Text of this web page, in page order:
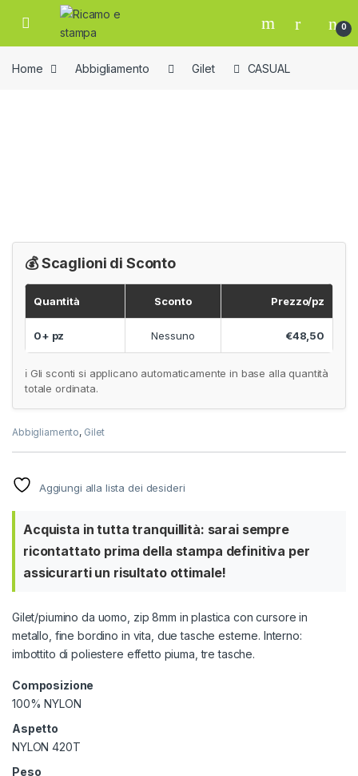
Skip to navigation
Skip to content
Open 0
Home Abbigliamento Gilet CASUAL
💰 Scaglioni di Sconto
Quantità Sconto Prezzo/pz
0+ pz Nessuno €48,50
ℹ️ Gli sconti si applicano automaticamente in base alla quantità
totale ordinata.
Abbigliamento, Gilet
Aggiungi alla lista dei desideri
Acquista in tutta tranquillità: sarai sempre
ricontattato prima della stampa definitiva per
assicurarti un risultato ottimale!
Gilet/piumino da uomo, zip 8mm in plastica con cursore in
metallo, fine bordino in vita, due tasche esterne. Interno:
imbottito di poliestere effetto piuma, tre tasche.
Composizione
100% NYLON
Aspetto
NYLON 420T
Peso